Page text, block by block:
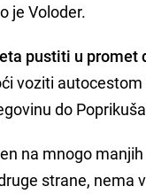
je Voloder.
pustiti u promet
voziti
do
na mnogo
strane, nema